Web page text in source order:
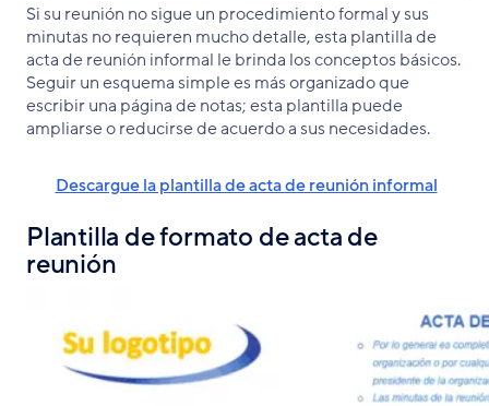
Si su reunión no sigue un procedimiento formal y sus
minutas no requieren mucho detalle, esta plantilla de
acta de reunión informal le brinda los conceptos básicos.
Seguir un esquema simple es más organizado que
escribir una página de notas; esta plantilla puede
ampliarse o reducirse de acuerdo a sus necesidades.
Descargue la plantilla de acta de reunión informal
Plantilla de formato de acta de
reunión